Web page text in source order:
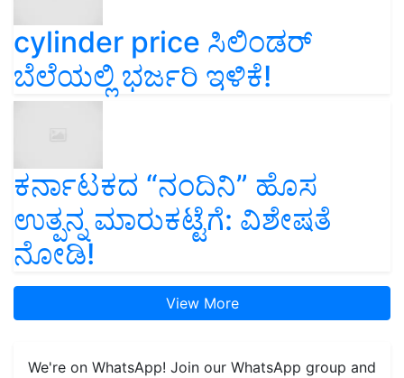
cylinder price ಸಿಲಿಂಡರ್‌
ಬೆಲೆಯಲ್ಲಿ ಭರ್ಜರಿ ಇಳಿಕೆ!
ಕರ್ನಾಟಕದ “ನಂದಿನಿ” ಹೊಸ
ಉತ್ಪನ್ನ ಮಾರುಕಟ್ಟೆಗೆ: ವಿಶೇಷತೆ
ನೋಡಿ!
View More
We're on WhatsApp! Join our WhatsApp group and